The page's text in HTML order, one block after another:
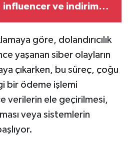
influencer ve indirim
göre, dolandırıcılık
yaşanan siber olayların
çıkarken, bu süreç, çoğu
bir ödeme işlemi
verilerin ele geçirilmesi,
veya sistemlerin